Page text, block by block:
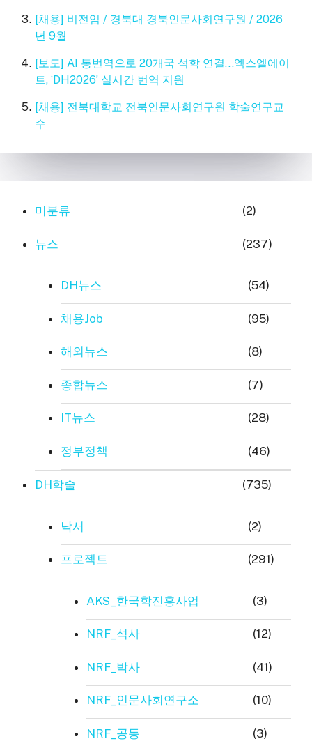
[채용] 비전임 / 경북대 경북인문사회연구원 / 2026
년 9월
[보도] AI 통번역으로 20개국 석학 연결…엑스엘에이
트, ‘DH2026’ 실시간 번역 지원
[채용] 전북대학교 전북인문사회연구원 학술연구교
수
미분류 (2)
뉴스 (237)
DH뉴스 (54)
채용Job (95)
해외뉴스 (8)
종합뉴스 (7)
IT뉴스 (28)
정부정책 (46)
DH학술 (735)
낙서 (2)
프로젝트 (291)
AKS_한국학진흥사업 (3)
NRF_석사 (12)
NRF_박사 (41)
NRF_인문사회연구소 (10)
NRF_공동 (3)